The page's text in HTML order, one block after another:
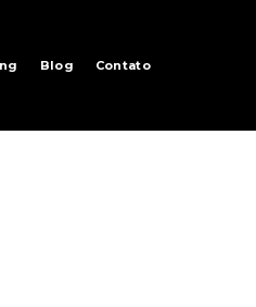
Blog Contato